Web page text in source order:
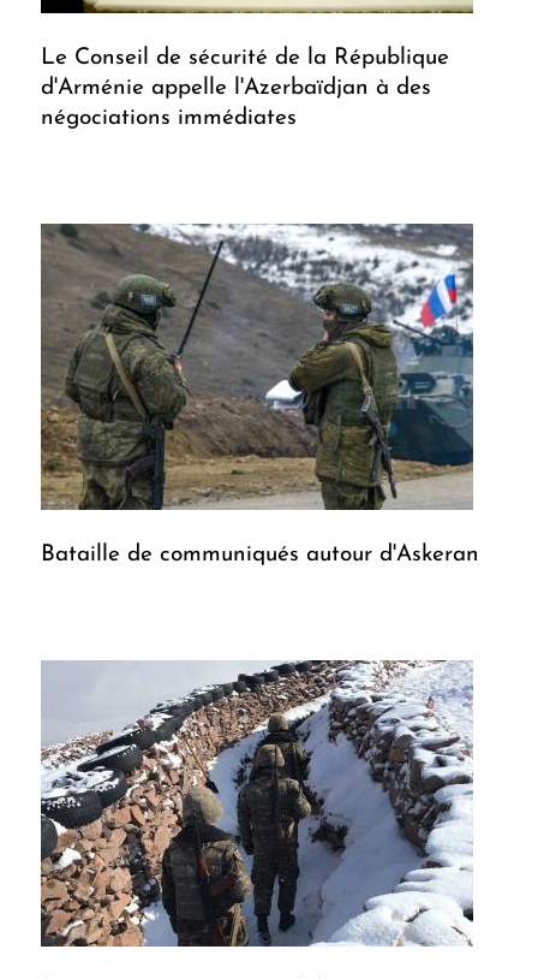
Le Conseil de sécurité de la République
d'Arménie appelle l'Azerbaïdjan à des
négociations immédiates
Bataille de communiqués autour d'Askeran